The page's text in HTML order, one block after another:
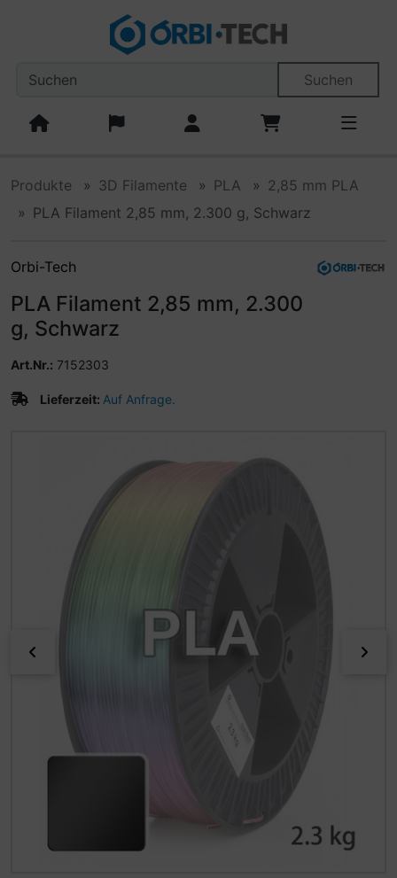
Sprungnavigation
Springe zum Inhalt Springe zur Navigation
Suchen
Produkte 3D Filamente PLA
2,85 mm PLA
PLA Filament 2,85 mm, 2.300 g, Schwarz
Orbi-Tech
PLA Filament 2,85 mm, 2.300
g, Schwarz
Art.Nr.: 7152303
Lieferzeit: Auf Anfrage.